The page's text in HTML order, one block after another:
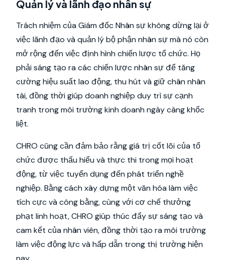
Quản lý và lãnh đạo nhân sự
Trách nhiệm của Giám đốc Nhân sự không dừng lại ở
việc lãnh đạo và quản lý bộ phận nhân sự mà nó còn
mở rộng đến việc định hình chiến lược tổ chức. Họ
phải sáng tạo ra các chiến lược nhân sự để tăng
cường hiệu suất lao động, thu hút và giữ chân nhân
tài, đồng thời giúp doanh nghiệp duy trì sự cạnh
tranh trong môi trường kinh doanh ngày càng khốc
liệt.
CHRO cũng cần đảm bảo rằng giá trị cốt lõi của tổ
chức được thấu hiểu và thực thi trong mọi hoạt
động, từ việc tuyển dụng đến phát triển nghề
nghiệp. Bằng cách xây dựng một văn hóa làm việc
tích cực và công bằng, cùng với cơ chế thưởng
phạt linh hoạt, CHRO giúp thúc đẩy sự sáng tạo và
cam kết của nhân viên, đồng thời tạo ra môi trường
làm việc động lực và hấp dẫn trong thị trường hiện